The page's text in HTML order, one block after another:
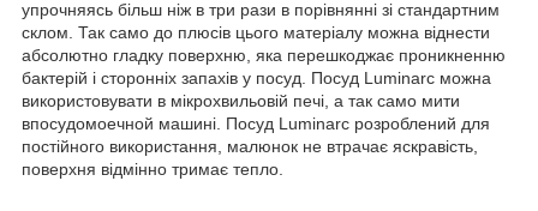
упрочняясь більш ніж в три рази в порівнянні зі стандартним
склом. Так само до плюсів цього матеріалу можна віднести
абсолютно гладку поверхню, яка перешкоджає проникненню
бактерій і сторонніх запахів у посуд. Посуд Luminarc можна
використовувати в мікрохвильовій печі, а так само мити
впосудомоечной машині. Посуд Luminarc розроблений для
постійного використання, малюнок не втрачає яскравість,
поверхня відмінно тримає тепло.